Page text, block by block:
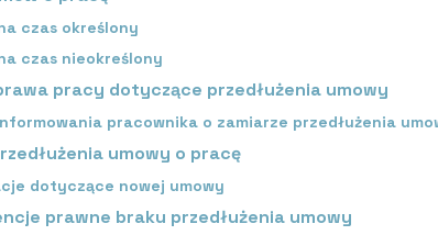
czas określony
czas nieokreślony
pracy dotyczące przedłużenia umowy
pracownika o zamiarze przedłużenia
umowy o pracę
dotyczące nowej umowy
prawne braku przedłużenia umowy